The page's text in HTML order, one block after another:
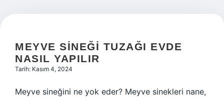
MEYVE SINEĞI TUZAĞI EVDE
NASIL YAPILIR
Tarih: Kasım 4, 2024
Meyve sineğini ne yok eder? Meyve sinekleri nane,